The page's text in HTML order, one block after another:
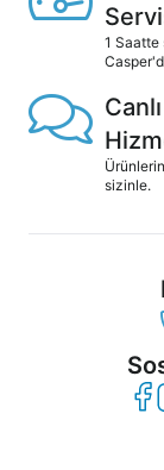
1 Saatte
sizinle.